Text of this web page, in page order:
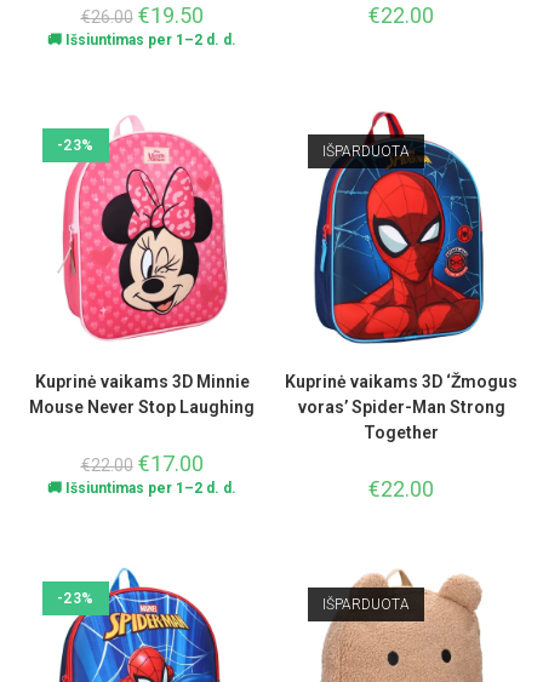
€26.00 €19.50
🚚 Išsiuntimas per 1–2 d. d.
€22.00
-23%
Kuprinė vaikams 3D Minnie
Mouse Never Stop Laughing
€22.00 €17.00
🚚 Išsiuntimas per 1–2 d. d.
IŠPARDUOTA
Kuprinė vaikams 3D ‘Žmogus
voras’ Spider-Man Strong
Together
€22.00
-23% IŠPARDUOTA